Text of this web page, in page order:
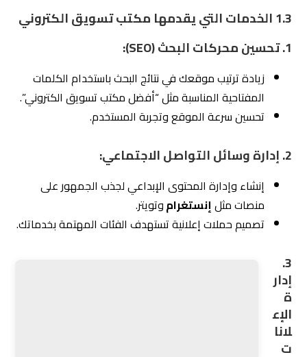
1.3الخدمات التي يقدمها مكتب تسويق الكتروني
1. تحسين محركات البحث (SEO):
زيادة ترتيب موقعك في نتائج البحث باستخدام الكلمات
المفتاحية المناسبة مثل “أفضل مكتب تسويق الكتروني”.
تحسين سرعة الموقع وتجربة المستخدم.
2. إدارة وسائل التواصل الاجتماعي:
إنشاء وإدارة المحتوى الإبداعي لجذب الجمهور على
منصات مثلإنستغراموتويتر.
تصميم حملات إعلانية تستهدف الفئات المهتمة بخدماتك.
3.
إدار
ة الإعلانات المدفوعة: